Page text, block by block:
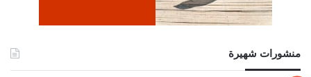
منشورات شهيرة